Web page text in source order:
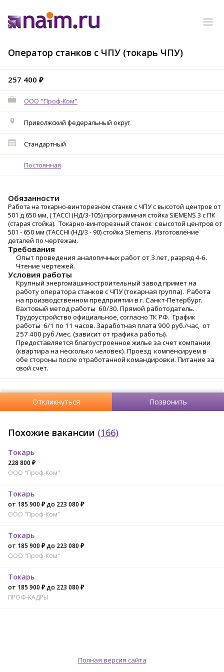
Оператор станков с ЧПУ (токарь ЧПУ)
257 400 ₽
ООО "Проф-Ком"
Приволжский федеральный округ
Стандартный
Постоянная
Обязанности
Работа на токарно-винторезном станке с ЧПУ с высотой центров от
501 д 650 мм, ( TACCI (НД/3-105) программная стойка SIEMENS 3 с ПК
(старая стойка). Токарно-винторезный станок с высотой центров от
501 - 650 мм (TACCHI (НД/3 - 90) стойка SIemens. Изготовление
деталей по чертежам.
Требования
Опыт проведения аналогичных работ от 3 лет, разряд 4-6.
Чтение чертежей.
Условия работы
Крупный энергомашиностроительный завод примет на
работу оператора станков с ЧПУ (токарная группа). Работа
на производственном предприятии в г. Санкт-Петербург.
Вахтовый метод работы 60/30. Прямой работодатель.
Трудоустройство официальное, согласно ТК РФ. График
работы 6/1 по 11 часов. Заработная плата 900 руб./час, от
257 400 руб./мес. (зависит от графика работы).
Предоставляется благоустроенное жилье за счет компании
(квартира на несколько человек). Проезд компенсируем в
обе стороны после отработанной командировки. Питание за
свой счет.
Откликнуться Позвонить
Похожие вакансии (166)
Токарь
228 800 ₽
ООО "Проф-Ком"
Токарь
от 185 900 ₽ до 223 080 ₽
ООО "Проф-Ком"
Токарь
от 185 900 ₽ до 223 080 ₽
ООО "Проф-Ком"
Токарь
от 185 900 ₽ до 223 080 ₽
ПРОФ-КАДРЫ
Полная версия сайта